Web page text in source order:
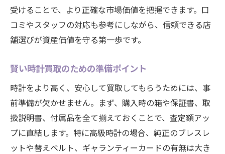
受けることで、より正確な市場価値を把握できます。口
コミやスタッフの対応も参考にしながら、信頼できる店
舗選びが資産価値を守る第一歩です。
賢い時計買取のための準備ポイント
時計をより高く、安心して買取してもらうためには、事
前準備が欠かせません。まず、購入時の箱や保証書、取
扱説明書、付属品を全て揃えておくことで、査定額アッ
プに直結します。特に高級時計の場合、純正のブレスレ
ットや替えベルト、ギャランティーカードの有無は大き